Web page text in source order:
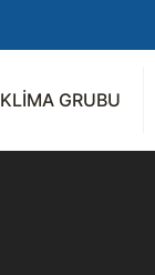
KLİMA GRUBU